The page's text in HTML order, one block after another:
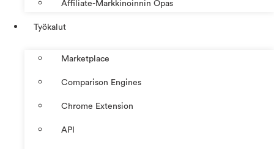
Affiliate-Markkinoinnin Opas
Työkalut
Marketplace
Comparison Engines
Chrome Extension
API